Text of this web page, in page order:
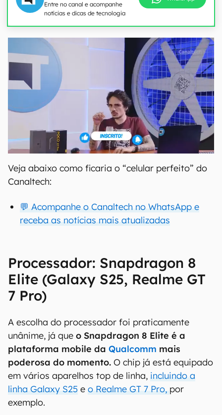
Entre no canal e acompanhe
notícias e dicas de tecnologia
Veja abaixo como ficaria o “celular perfeito” do
Canaltech:
💬 Acompanhe o Canaltech no WhatsApp e
receba as notícias mais atualizadas
Processador: Snapdragon 8
Elite (Galaxy S25, Realme GT
7 Pro)
A escolha do processador foi praticamente
unânime, já que o Snapdragon 8 Elite é a
plataforma mobile da Qualcomm mais
poderosa do momento. O chip já está equipado
em vários aparelhos top de linha, incluindo a
linha Galaxy S25 e o Realme GT 7 Pro, por
exemplo.